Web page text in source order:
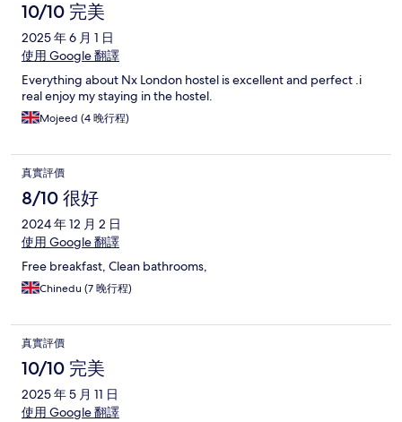
10/10 完美
2025 年 6 月 1 日
使用 Google 翻譯
Everything about Nx London hostel is excellent and perfect .i
real enjoy my staying in the hostel.
Mojeed (4 晚行程)
真實評價
8/10 很好
2024 年 12 月 2 日
使用 Google 翻譯
Free breakfast, Clean bathrooms,
Chinedu (7 晚行程)
真實評價
10/10 完美
2025 年 5 月 11 日
使用 Google 翻譯